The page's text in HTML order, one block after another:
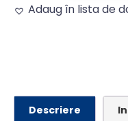
Adaug în lista de
Descriere